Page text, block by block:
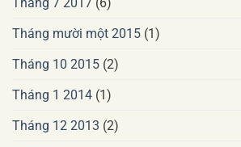
Tháng mười một 2015 (1)
Tháng 10 2015 (2)
Tháng 1 2014 (1)
Tháng 12 2013 (2)